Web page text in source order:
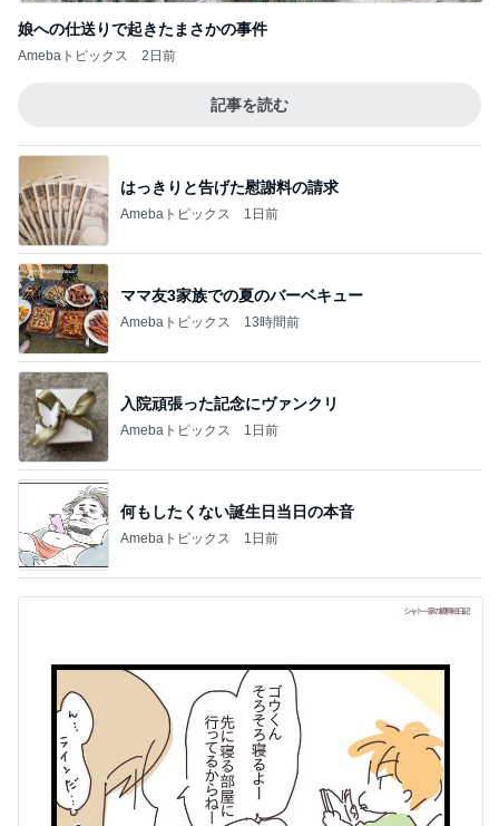
娘への仕送りで起きたまさかの事件
Amebaトピックス 2日前
記事を読む
はっきりと告げた慰謝料の請求
Amebaトピックス 1日前
ママ友3家族での夏のバーベキュー
Amebaトピックス 13時間前
入院頑張った記念にヴァンクリ
Amebaトピックス 1日前
何もしたくない誕生日当日の本音
Amebaトピックス 1日前